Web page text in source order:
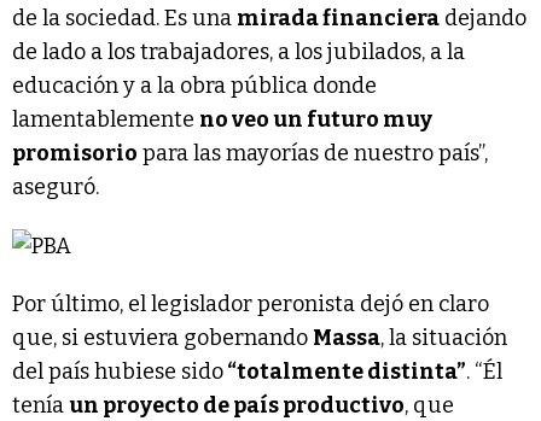
de la sociedad. Es una mirada financiera dejando
de lado a los trabajadores, a los jubilados, a la
educación y a la obra pública donde
lamentablemente no veo un futuro muy
promisorio para las mayorías de nuestro país”,
aseguró.
Por último, el legislador peronista dejó en claro
que, si estuviera gobernando Massa, la situación
del país hubiese sido“totalmente distinta”. “Él
teníaun proyecto de país productivo, que